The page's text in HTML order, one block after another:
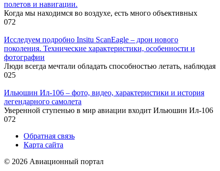
полетов и навигации.
Когда мы находимся во воздухе, есть много объективных
072
Исследуем подробно Insitu ScanEagle – дрон нового
поколения. Технические характеристики, особенности и
фотографии
Люди всегда мечтали обладать способностью летать, наблюдая
025
Ильюшин Ил-106 – фото, видео, характеристики и история
легендарного самолета
Уверенной ступенью в мир авиации входит Ильюшин Ил-106
072
Обратная связь
Карта сайта
© 2026 Авиационный портал